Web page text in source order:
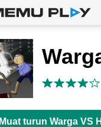
Muat turun Warga VS